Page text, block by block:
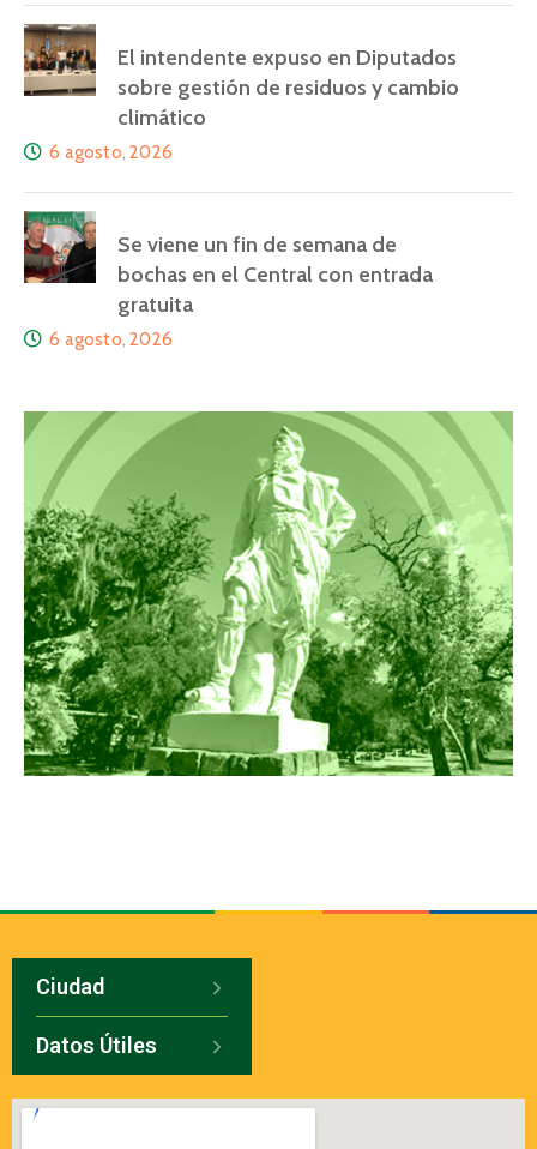
El intendente expuso en Diputados
sobre gestión de residuos y cambio
climático
6 agosto, 2026
Se viene un fin de semana de
bochas en el Central con entrada
gratuita
6 agosto, 2026
Ciudad
Datos Útiles